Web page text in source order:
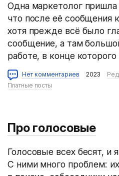
Одна маркетолог пришла
что после её сообщения
хотя прежде всё было
сообщение, а там
работе, в конце
Нет комментариев 2023
Платные посты
Про голосовые
Голосовые всех бесят, и
С ними много проблем: